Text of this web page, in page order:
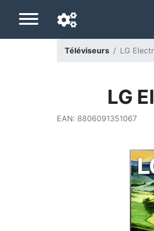
Téléviseurs LG
LG
EAN: 8806091351067